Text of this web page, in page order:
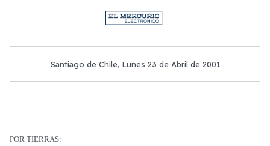
Santiago de Chile, Lunes 23 de Abril de 2001
POR TIERRAS: